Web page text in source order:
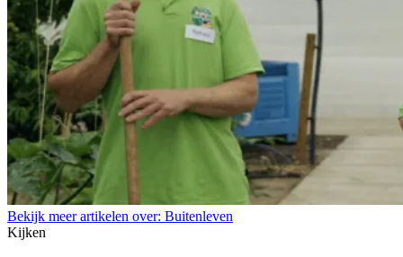
Bekijk meer artikelen over: Buitenleven
Kijken